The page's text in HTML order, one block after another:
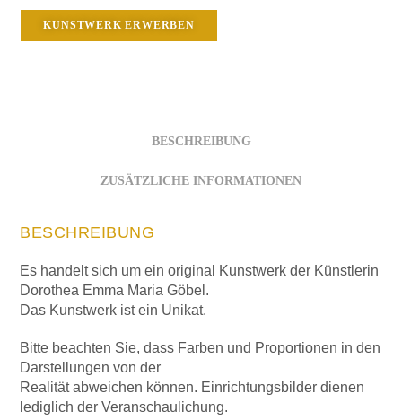
KUNSTWERK ERWERBEN
BESCHREIBUNG
ZUSÄTZLICHE INFORMATIONEN
BESCHREIBUNG
Es handelt sich um ein original Kunstwerk der Künstlerin
Dorothea Emma Maria Göbel.
Das Kunstwerk ist ein Unikat.
Bitte beachten Sie, dass Farben und Proportionen in den
Darstellungen von der
Realität abweichen können. Einrichtungsbilder dienen
lediglich der Veranschaulichung.